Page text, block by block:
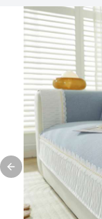
Previous slide